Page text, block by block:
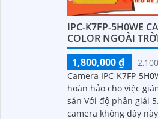
IPC-K7FP-5H0WE
COLOR NGOÀI
1,800,000 ₫
Camera IPC-K7FP-
hoàn hảo cho việc
sản Với độ phân giải
camera không dây